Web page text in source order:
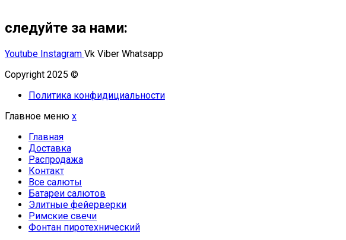
следуйте за нами:
Youtube Instagram Vk Viber Whatsapp
Copyright 2025 ©
Политика конфидициальности
Главное меню x
Главная
Доставка
Распродажа
Контакт
Все салюты
Батареи салютов
Элитные фейерверки
Римские свечи
Фонтан пиротехнический